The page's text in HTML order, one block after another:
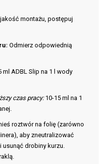
montażu, postępuj
Odmierz odpowiednią
ml ADBL Slip na 1 l wody
czas pracy:10-15 ml na 1
roztwór na folię (zarówno
aby zneutralizować
usunąć drobiny kurzu.